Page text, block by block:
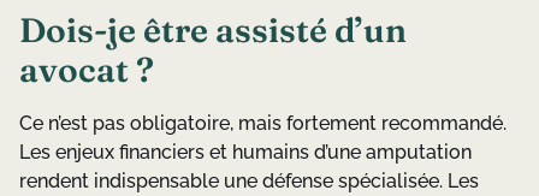
Dois-je être assisté d’un
avocat ?
Ce n’est pas obligatoire, mais fortement recommandé.
Les enjeux financiers et humains d’une amputation
rendent indispensable une défense spécialisée. Les